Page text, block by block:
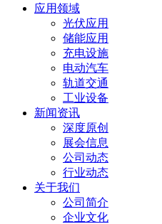
应用领域
光伏应用
储能应用
充电设施
电动汽车
轨道交通
工业设备
新闻资讯
深度原创
展会信息
公司动态
行业动态
关于我们
公司简介
企业文化